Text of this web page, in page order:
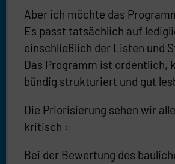
Aber ich möchte das
Es passt tatsächlich auf
einschließlich der Listen und
Das Programm ist ordentlich,
bündig strukturiert und gut
Die Priorisierung sehen wir
kritisch :
Bei der Bewertung des